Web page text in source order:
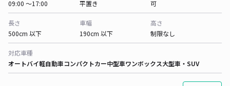
09:00 〜17:00
平置き
可
長さ
500cm 以下
車幅
190cm 以下
高さ
制限なし
対応車種
オートバイ軽自動車コンパクトカー中型車ワンボックス大型車・SUV